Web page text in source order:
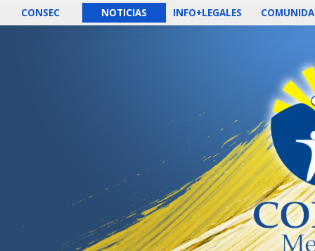
CONSEC NOTICIAS INFO+LEGALES